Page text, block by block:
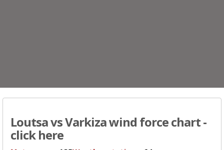
Loutsa vs Varkiza wind force chart -
click here